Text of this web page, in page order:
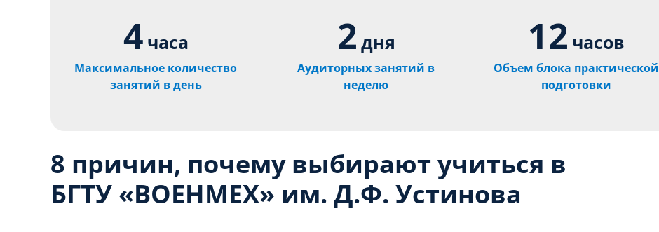
4 часа
Максимальное количество
занятий в день
2 дня
Аудиторных занятий в
неделю
12 часов
Объем блока практической
подготовки
8 причин, почему выбирают учиться в
БГТУ «ВОЕНМЕХ» им. Д.Ф. Устинова